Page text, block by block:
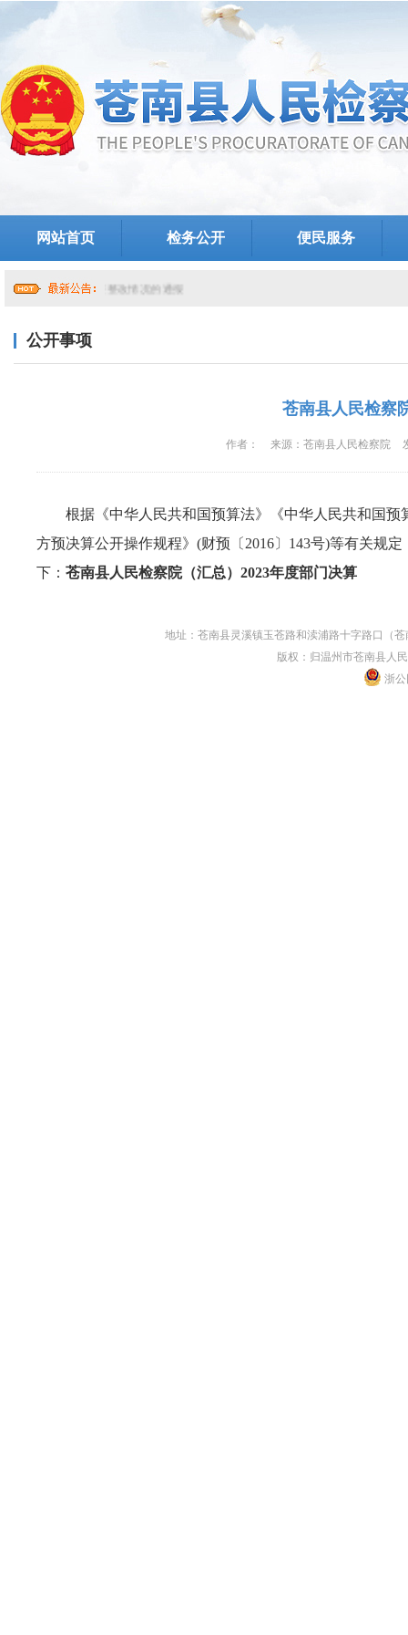
网站首页 检务公开 便民服务
党组关于提级巡察整改情况的通报
公开事项
苍南县人民检察
作者： 来源： 苍南县人民检察院
根据《中华人民共和国预算法》《中华人民共和国预
方预决算公开操作规程》(财预〔2016〕143号)等有关规
下： 苍南县人民检察院（汇总）2023年度部门决算
地址：苍南县灵溪镇玉苍路和渎浦路十字路口（
版权：归温州市苍南县人
浙公